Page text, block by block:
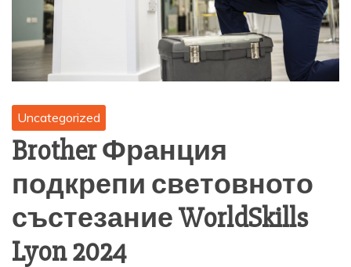
Uncategorized
Brother Франция
подкрепи световното
състезание WorldSkills
Lyon 2024